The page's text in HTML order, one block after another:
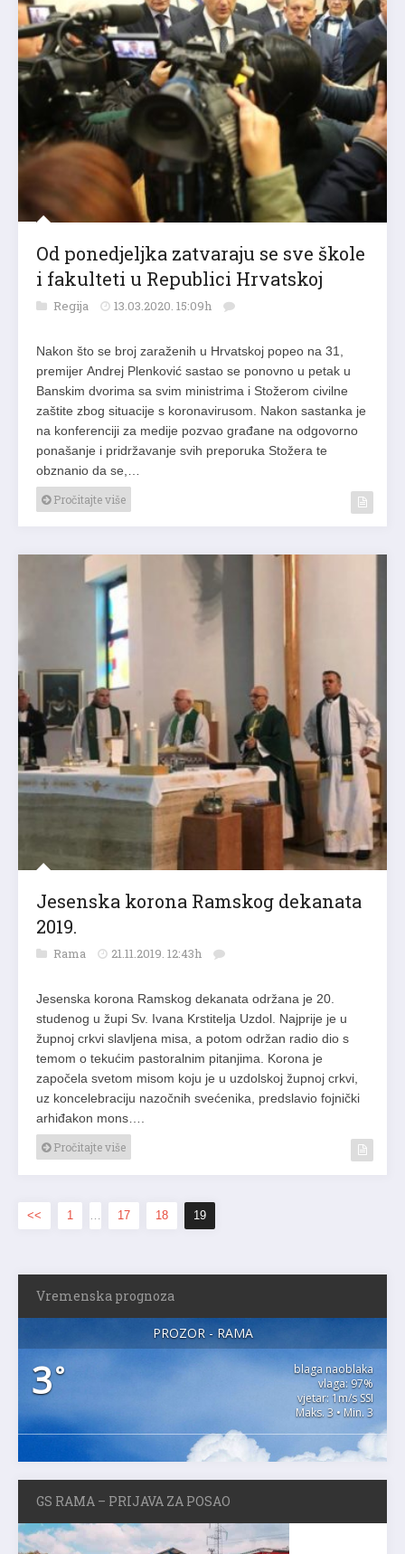
Od ponedjeljka zatvaraju se sve škole
i fakulteti u Republici Hrvatskoj
Regija 13.03.2020. 15:09h
Nakon što se broj zaraženih u Hrvatskoj popeo na 31,
premijer Andrej Plenković sastao se ponovno u petak u
Banskim dvorima sa svim ministrima i Stožerom civilne
zaštite zbog situacije s koronavirusom. Nakon sastanka je
na konferenciji za medije pozvao građane na odgovorno
ponašanje i pridržavanje svih preporuka Stožera te
obznanio da se,…
Pročitajte više
Jesenska korona Ramskog dekanata
2019.
Rama 21.11.2019. 12:43h
Jesenska korona Ramskog dekanata održana je 20.
studenog u župi Sv. Ivana Krstitelja Uzdol. Najprije je u
župnoj crkvi slavljena misa, a potom održan radio dio s
temom o tekućim pastoralnim pitanjima. Korona je
započela svetom misom koju je u uzdolskoj župnoj crkvi,
uz koncelebraciju nazočnih svećenika, predslavio fojnički
arhiđakon mons….
Pročitajte više
<< 1 … 17 18 19
Vremenska prognoza
PROZOR - RAMA
3°
blaga naoblaka
vlaga: 97%
vjetar: 1m/s SSI
Maks. 3 • Min. 3
GS RAMA – PRIJAVA ZA POSAO